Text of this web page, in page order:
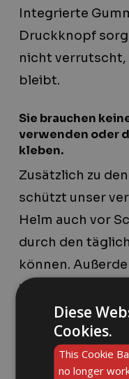
Integrierte
Druckknopf
nicht verrutscht,
bleibt.
Sie brauchen
verwenden oder
kleben.
Zusätzlich zu
schützt unser
Helm auch vor
durch den
können.
wenn Ihr Helm
oder er Ihnen
irgendwo
Die Vorteile auf
Diese
Cookies.
This Cookie
no longer